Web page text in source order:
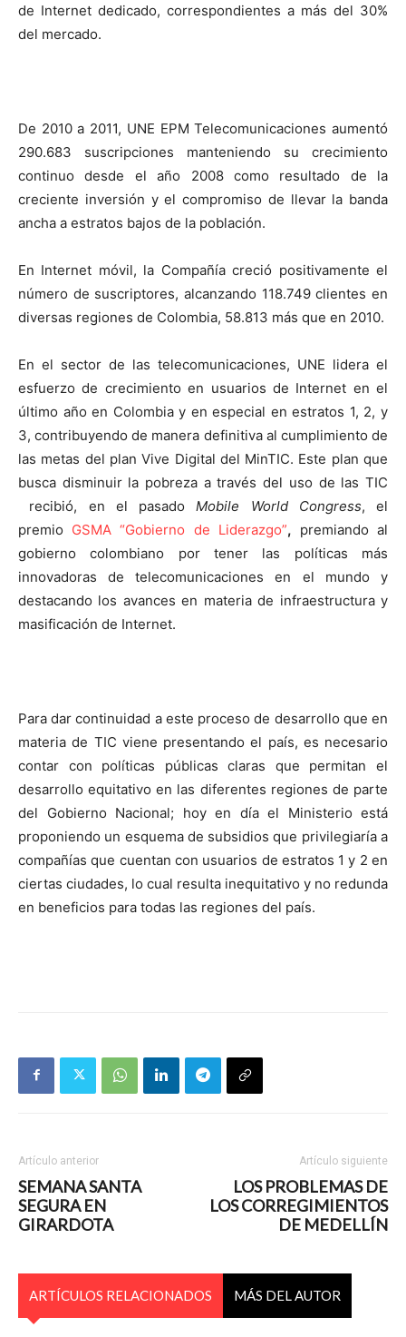
de Internet dedicado, correspondientes a más del 30%
del mercado.
De 2010 a 2011, UNE EPM Telecomunicaciones aumentó
290.683 suscripciones manteniendo su crecimiento
continuo desde el año 2008 como resultado de la
creciente inversión y el compromiso de llevar la banda
ancha a estratos bajos de la población.
En Internet móvil, la Compañía creció positivamente el
número de suscriptores, alcanzando 118.749 clientes en
diversas regiones de Colombia, 58.813 más que en 2010.
En el sector de las telecomunicaciones, UNE lidera el
esfuerzo de crecimiento en usuarios de Internet en el
último año en Colombia y en especial en estratos 1, 2, y
3, contribuyendo de manera definitiva al cumplimiento de
las metas del plan Vive Digital del MinTIC. Este plan que
busca disminuir la pobreza a través del uso de las TIC
recibió, en el pasadoMobile World Congress, el
premio GSMA “Gobierno de Liderazgo”, premiando al
gobierno colombiano por tener las políticas más
innovadoras de telecomunicaciones en el mundo y
destacando los avances en materia de infraestructura y
masificación de Internet.
Para dar continuidad a este proceso de desarrollo que en
materia de TIC viene presentando el país, es necesario
contar con políticas públicas claras que permitan el
desarrollo equitativo en las diferentes regiones de parte
del Gobierno Nacional; hoy en día el Ministerio está
proponiendo un esquema de subsidios que privilegiaría a
compañías que cuentan con usuarios de estratos 1 y 2 en
ciertas ciudades, lo cual resulta inequitativo y no redunda
en beneficios para todas las regiones del país.
Artículo anterior
SEMANA SANTA
SEGURA EN
GIRARDOTA
Artículo siguiente
LOS PROBLEMAS DE
LOS CORREGIMIENTOS
DE MEDELLÍN
ARTÍCULOS RELACIONADOS MÁS DEL AUTOR